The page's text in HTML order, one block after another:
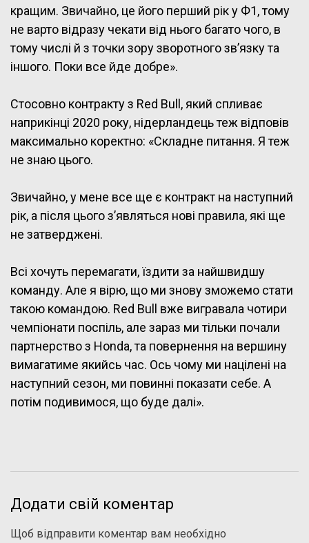
кращим. Звичайно, це його перший рік у Ф1, тому
не варто відразу чекати від нього багато чого, в
тому числі й з точки зору зворотного зв’язку та
іншого. Поки все йде добре».
Стосовно контракту з Red Bull, який спливає
наприкінці 2020 року, нідерландець теж відповів
максимально коректно: «Складне питання. Я теж
не знаю цього.
Звичайно, у мене все ще є контракт на наступний
рік, а після цього з’являться нові правила, які ще
не затверджені.
Всі хочуть перемагати, їздити за найшвидшу
команду. Але я вірю, що ми знову зможемо стати
такою командою. Red Bull вже вигравала чотири
чемпіонати поспіль, але зараз ми тільки почали
партнерство з Honda, та повернення на вершину
вимагатиме якийсь час. Ось чому ми націлені на
наступний сезон, ми повинні показати себе. А
потім подивимося, що буде далі».
Додати свій коментар
Щоб відправити коментар вам необхідно